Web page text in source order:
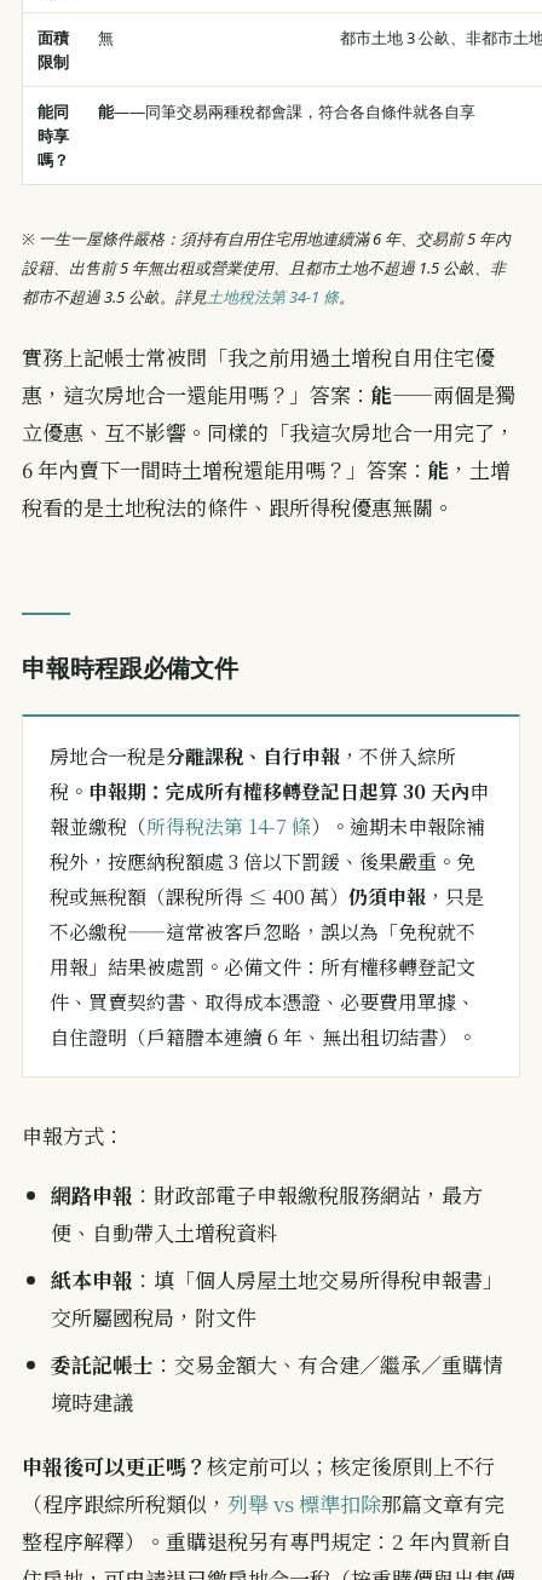
面積
限制
無 都市土地 3 公畝、非都市土
能同
時享
嗎？
能——同筆交易兩種稅都會課，符合各自條件就各自享
※ 一生一屋條件嚴格：須持有自用住宅用地連續滿 6 年、交易前 5 年內
設籍、出售前 5 年無出租或營業使用、且都市土地不超過 1.5 公畝、非
都市不超過 3.5 公畝。詳見土地稅法第 34-1 條。
實務上記帳士常被問「我之前用過土增稅自用住宅優
惠，這次房地合一還能用嗎？」答案： 能——兩個是獨
立優惠、互不影響。同樣的「我這次房地合一用完了，
6 年內賣下一間時土增稅還能用嗎？」答案： 能 ，土增
稅看的是土地稅法的條件、跟所得稅優惠無關。
申報時程跟必備文件
房地合一稅是分離課稅、自行申報 ，不併入綜所
稅。 申報期：完成所有權移轉登記日起算 30 天內申
報並繳稅（所得稅法第 14-7 條）。逾期未申報除補
稅外，按應納稅額處 3 倍以下罰鍰、後果嚴重。免
稅或無稅額（課稅所得 ≤ 400 萬） 仍須申報 ，只是
不必繳稅——這常被客戶忽略，誤以為「免稅就不
用報」結果被處罰。必備文件：所有權移轉登記文
件、買賣契約書、取得成本憑證、必要費用單據、
自住證明（戶籍謄本連續 6 年、無出租切結書）。
申報方式：
網路申報 ：財政部電子申報繳稅服務網站，最方
便、自動帶入土增稅資料
紙本申報 ：填「個人房屋土地交易所得稅申報書」
交所屬國稅局，附文件
委託記帳士 ：交易金額大、有合建／繼承／重購情
境時建議
申報後可以更正嗎？ 核定前可以；核定後原則上不行
（程序跟綜所稅類似， 列舉 vs 標準扣除那篇文章有完
整程序解釋）。重購退稅另有專門規定：2 年內買新自